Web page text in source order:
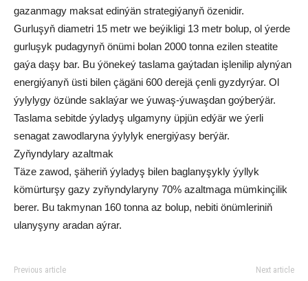
gazanmagy maksat edinýän strategiýanyň özenidir.
Gurluşyň diametri 15 metr we beýikligi 13 metr bolup, ol ýerde
gurluşyk pudagynyň önümi bolan 2000 tonna ezilen steatite
gaýa daşy bar. Bu ýönekeý taslama gaýtadan işlenilip alynýan
energiýanyň üsti bilen çägäni 600 derejä çenli gyzdyrýar. Ol
ýylylygy özünde saklaýar we ýuwaş-ýuwaşdan goýberýär.
Taslama sebitde ýyladyş ulgamyny üpjün edýär we ýerli
senagat zawodlaryna ýylylyk energiýasy berýär.
Zyňyndylary azaltmak
Täze zawod, şäheriň ýyladyş bilen baglanyşykly ýyllyk
kömürturşy gazy zyňyndylaryny 70% azaltmaga mümkinçilik
berer. Bu takmynan 160 tonna az bolup, nebiti önümleriniň
ulanyşyny aradan aýrar.
Previous article Next article